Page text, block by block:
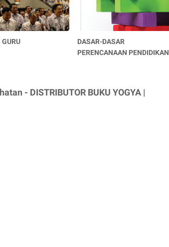
GURU
DASAR-DASAR
PERENCANAAN PENDIDIKAN
- DISTRIBUTOR BUKU YOGYA |